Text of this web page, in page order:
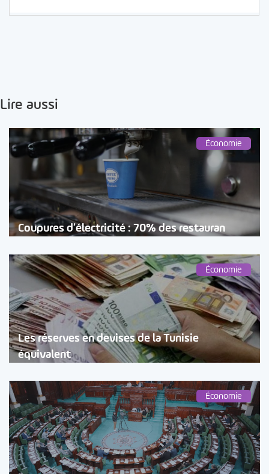
Lire aussi
Économie
Coupures d’électricité : 70% des restauran
Économie
Les réserves en devises de la Tunisie
équivalent
Économie